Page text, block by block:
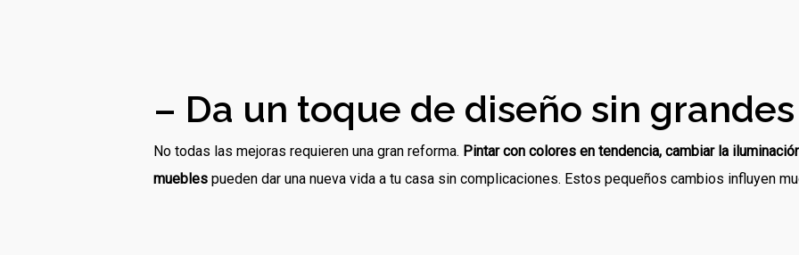
– Da un toque de diseño sin
No todas las mejoras requieren una gran reforma. Pintar con colores en tendencia, cambiar la
muebles pueden dar una nueva vida a tu casa sin complicaciones. Estos pequeños cambios influyen